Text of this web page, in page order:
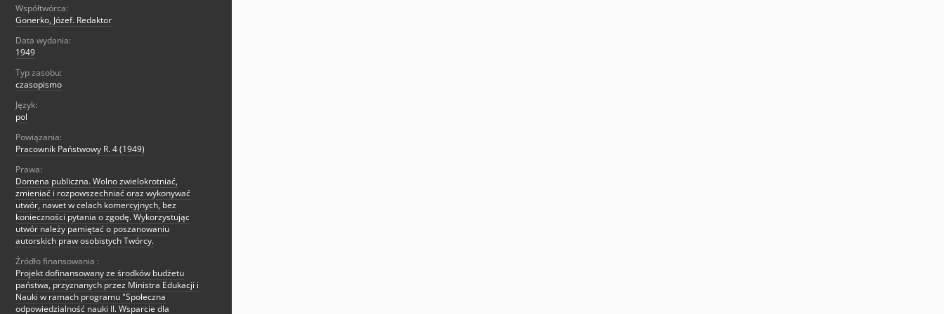
Współtwórca:
Gonerko, Józef. Redaktor
Data wydania:
1949
Typ zasobu:
czasopismo
Język:
pol
Powiązania:
Pracownik Państwowy R. 4 (1949)
Prawa:
Domena publiczna. Wolno zwielokrotniać,
zmieniać i rozpowszechniać oraz wykonywać
utwór, nawet w celach komercyjnych, bez
konieczności pytania o zgodę. Wykorzystując
utwór należy pamiętać o poszanowaniu
autorskich praw osobistych Twórcy.
Źródło finansowania :
Projekt dofinansowany ze środków budżetu
państwa, przyznanych przez Ministra Edukacji i
Nauki w ramach programu "Społeczna
odpowiedzialność nauki II. Wsparcie dla